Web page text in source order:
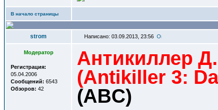
В начало страницы
strom Написано: 03.09.2013, 23:56
Модератор
Регистрация:
05.04.2006
Сообщений: 6543
Обзоров: 42
Антикиллер
(Antikiller 3:
(ABC)